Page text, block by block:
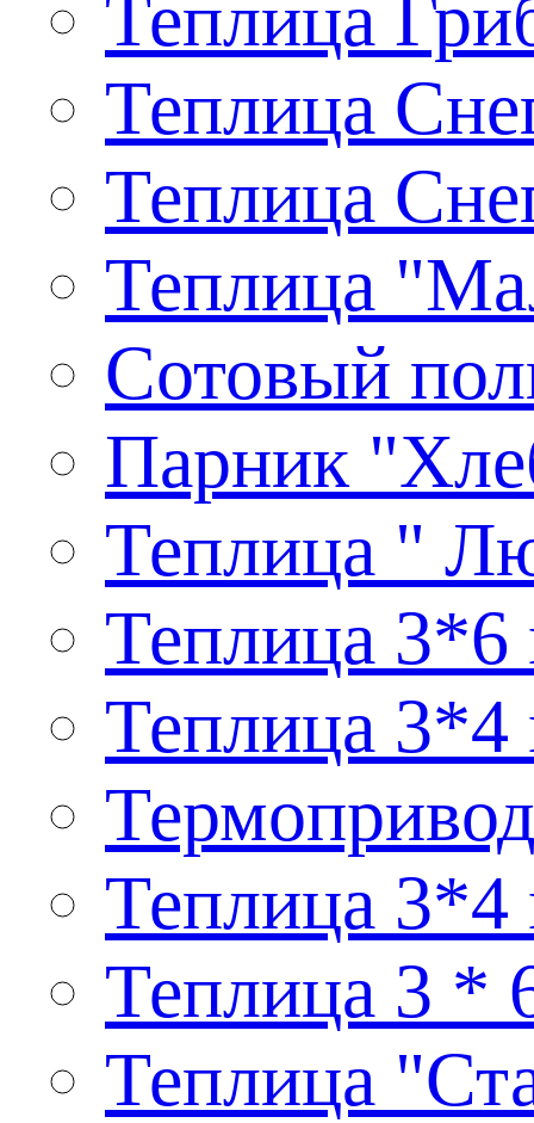
Теплица
Теплица
Теплица
Теплица
Сотовый
Парник
Теплица "
Теплица 3*6
Теплица 3*4
Теплица
Теплица 3 *
Теплица